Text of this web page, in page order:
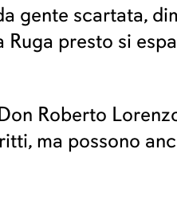
gente scartata,
presto si
Roberto
ma possono